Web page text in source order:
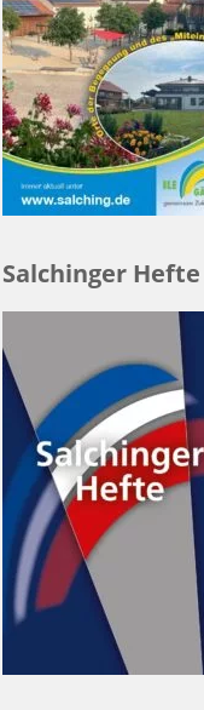
Salchinger Hefte